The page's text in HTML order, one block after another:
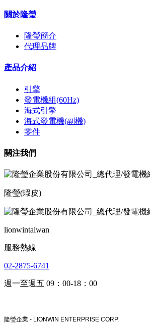
關於隆瑩
隆瑩簡介
代理品牌
產品介紹
引擎
發電機組(60Hz)
海式引擎
海式發電機(副機)
零件
關注我們
隆瑩(蝦皮)
lionwintaiwan
服務熱線
02-2875-6741
週一至週五 09：00-18：00
隆瑩企業 - LIONWIN ENTERPRISE CORP.